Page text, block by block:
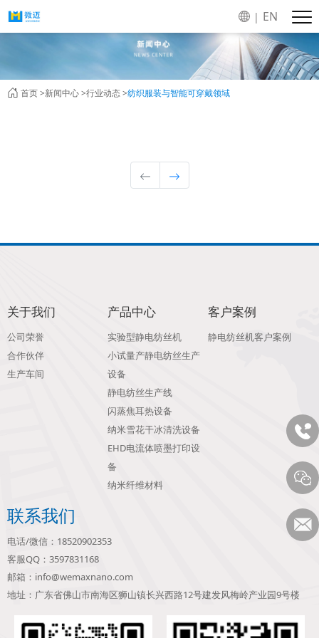
| EN
首页 >新闻中心 >行业动态 >纺织服装与智能可穿戴领域
关于我们
公司荣誉
合作伙伴
生产车间
产品中心
实验型静电纺丝机
小试量产静电纺丝生产
设备
静电纺丝生产线
闪蒸焦耳热设备
纳米雪花干冰清洗设备
EHD电流体喷墨打印设
备
纳米纤维材料
客户案例
静电纺丝机客户案例
联系我们
电话/微信：18520902353
客服QQ：3597831168
邮箱：info@wemaxnano.com
地址：广东省佛山市南海区狮山镇长兴西路12号建发风梅岭产业园9号楼